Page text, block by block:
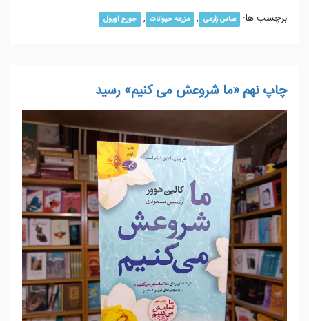
برچسب ها: عباس زارعی , مزرعه حیوانات , جورج اورول
چاپ نهم «ما شروعش می کنیم» رسید